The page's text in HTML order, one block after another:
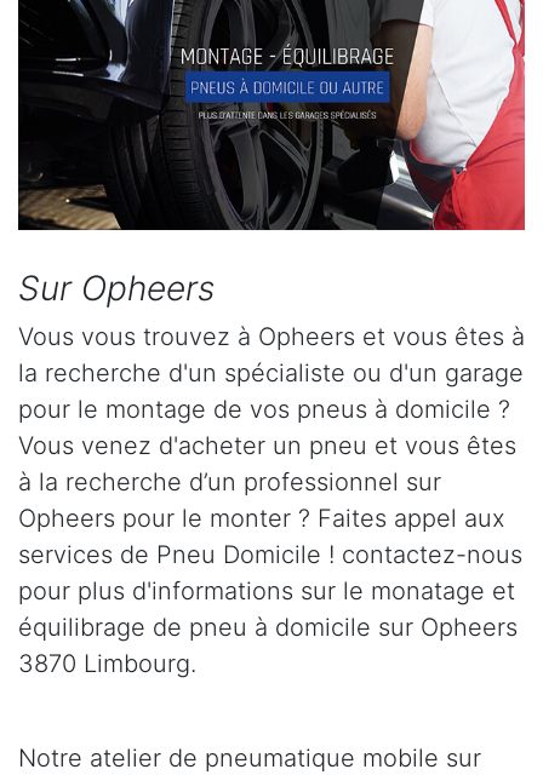
Sur Opheers
Vous vous trouvez à Opheers et vous êtes à
la recherche d'un spécialiste ou d'un garage
pour le montage de vos pneus à domicile ?
Vous venez d'acheter un pneu et vous êtes
à la recherche d’un professionnel sur
Opheers pour le monter ? Faites appel aux
services de Pneu Domicile ! contactez-nous
pour plus d'informations sur le monatage et
équilibrage de pneu à domicile sur Opheers
3870 Limbourg.
Notre atelier de pneumatique mobile sur